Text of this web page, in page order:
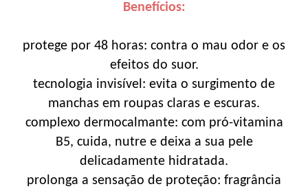
Benefícios:
protege por 48 horas: contra o mau odor e os
efeitos do suor.
tecnologia invisível: evita o surgimento de
manchas em roupas claras e escuras.
complexo dermocalmante: com pró-vitamina
B5, cuida, nutre e deixa a sua pele
delicadamente hidratada.
prolonga a sensação de proteção: fragrância